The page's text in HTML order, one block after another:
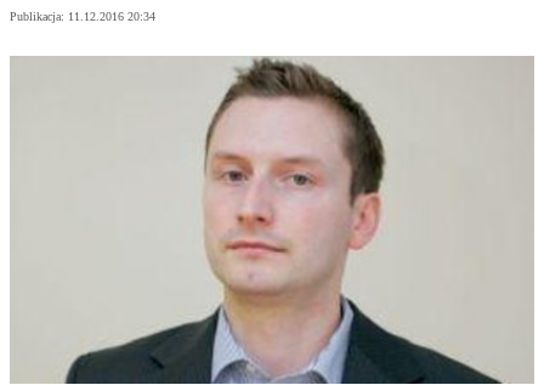
Publikacja: 11.12.2016 20:34